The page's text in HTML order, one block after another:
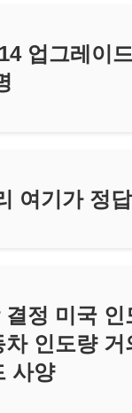
업그레이
여기가 정답
정 미국 인
인도량
사양